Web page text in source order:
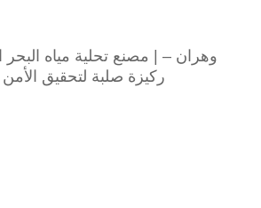
وهران – | مصنع تحلية مياه البحر
ركيزة صلبة لتحقيق الأمن